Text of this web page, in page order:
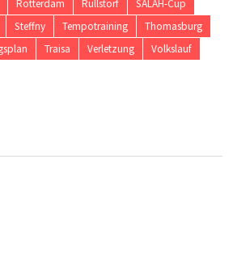
Rotterdam Rullstorf
SALAH-Cup
Steffny Tempotraining
Thomasburg
Traisa Verletzung
Volkslauf